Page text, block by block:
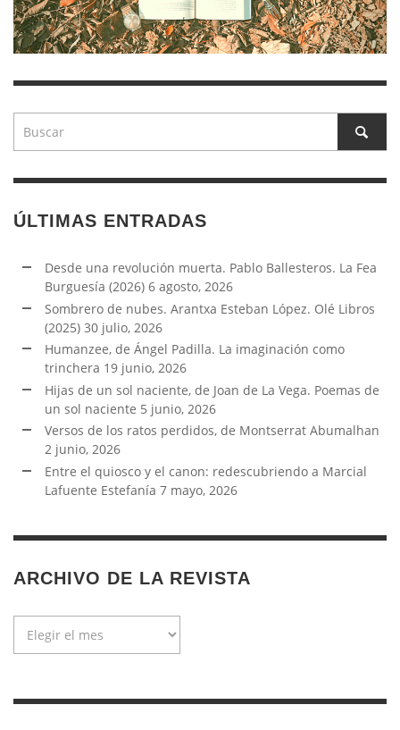
ÚLTIMAS ENTRADAS
Desde una revolución muerta. Pablo Ballesteros. La Fea
Burguesía (2026) 6 agosto, 2026
Sombrero de nubes. Arantxa Esteban López. Olé Libros
(2025) 30 julio, 2026
Humanzee, de Ángel Padilla. La imaginación como
trinchera 19 junio, 2026
Hijas de un sol naciente, de Joan de La Vega. Poemas de
un sol naciente 5 junio, 2026
Versos de los ratos perdidos, de Montserrat Abumalhan
2 junio, 2026
Entre el quiosco y el canon: redescubriendo a Marcial
Lafuente Estefanía 7 mayo, 2026
ARCHIVO DE LA REVISTA